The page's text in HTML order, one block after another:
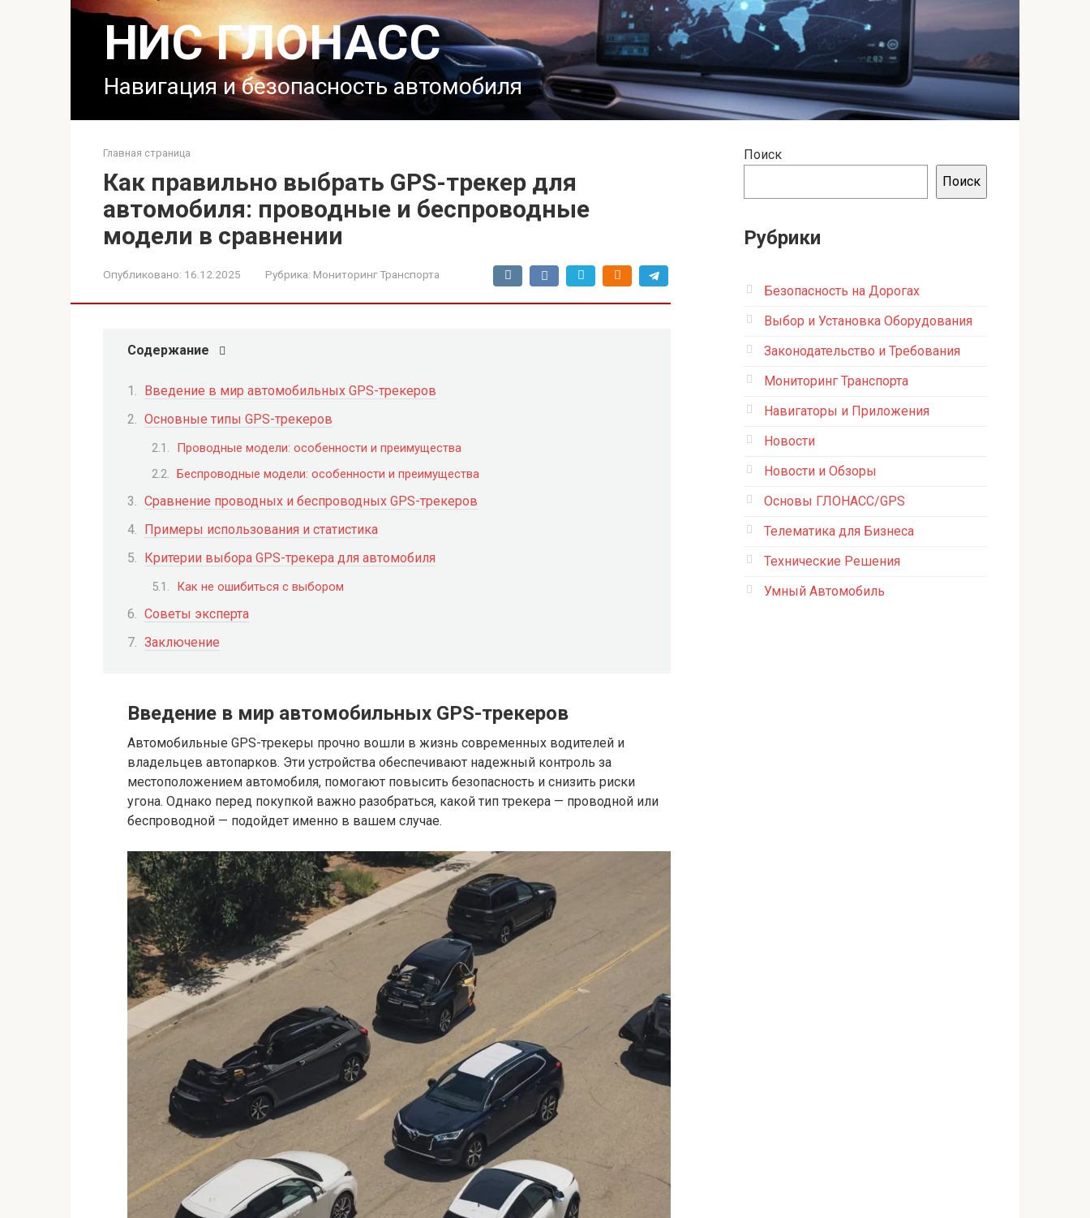
НИС ГЛОНАСС
Навигация и безопасность автомобиля
Главная страница
Как правильно выбрать GPS-трекер для
автомобиля: проводные и беспроводные
модели в сравнении
Опубликовано: 16.12.2025 Рубрика: Мониторинг Транспорта
Содержание
Введение в мир автомобильных GPS-трекеров
Основные типы GPS-трекеров
Проводные модели: особенности и преимущества
Беспроводные модели: особенности и преимущества
Сравнение проводных и беспроводных GPS-трекеров
Примеры использования и статистика
Критерии выбора GPS-трекера для автомобиля
Как не ошибиться с выбором
Советы эксперта
Заключение
Введение в мир автомобильных GPS-трекеров
Автомобильные GPS-трекеры прочно вошли в жизнь современных водителей и
владельцев автопарков. Эти устройства обеспечивают надежный контроль за
местоположением автомобиля, помогают повысить безопасность и снизить риски
угона. Однако перед покупкой важно разобраться, какой тип трекера — проводной или
беспроводной — подойдет именно в вашем случае.
Поиск
Поиск
Рубрики
Безопасность на Дорогах
Выбор и Установка Оборудования
Законодательство и Требования
Мониторинг Транспорта
Навигаторы и Приложения
Новости
Новости и Обзоры
Основы ГЛОНАСС/GPS
Телематика для Бизнеса
Технические Решения
Умный Автомобиль